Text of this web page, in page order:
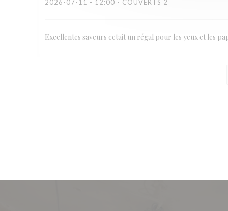
2026-07-11 - 12:00 - COUVERTS 2
Excellentes saveurs cetait un régal pour les yeux et les